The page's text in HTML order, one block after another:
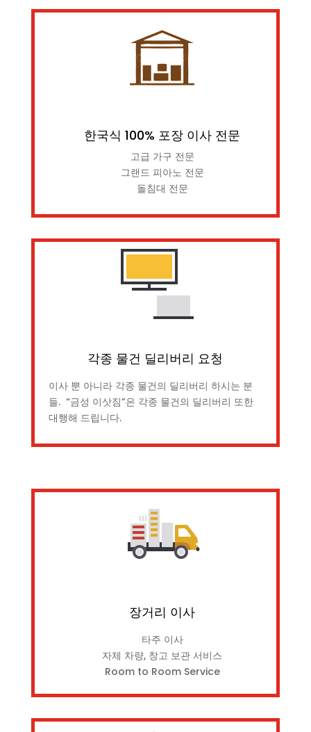
한국식 100% 포장 이사 전문
고급 가구 전문
그랜드 피아노 전문
돌침대 전문
각종 물건 딜리버리 요청
이사 뿐 아니라 각종 물건의 딜리버리 하시는 분
들. “금성 이삿짐”은 각종 물건의 딜리버리 또한
대행해 드립니다.
장거리 이사
타주 이사
자체 차량, 창고 보관 서비스
Room to Room Service